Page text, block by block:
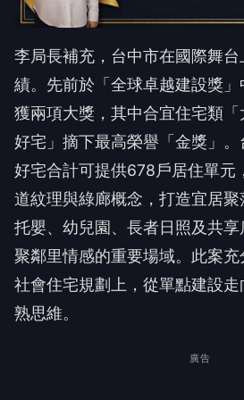
李局長補充，台中市在國際舞
績。先前於「全球卓越建設獎」
獲兩項大獎，其中合宜住宅類
好宅」摘下最高榮譽「金獎」
好宅合計可提供678戶居住單元
道紋理與綠廊概念，打造宜居聚
托嬰、幼兒園、長者日照及共
聚鄰里情感的重要場域。此案
社會住宅規劃上，從單點建設
熟思維。